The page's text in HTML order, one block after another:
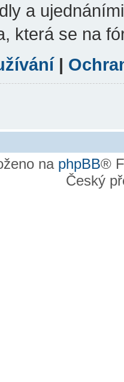
a
která se na
|
na phpBB®
Český